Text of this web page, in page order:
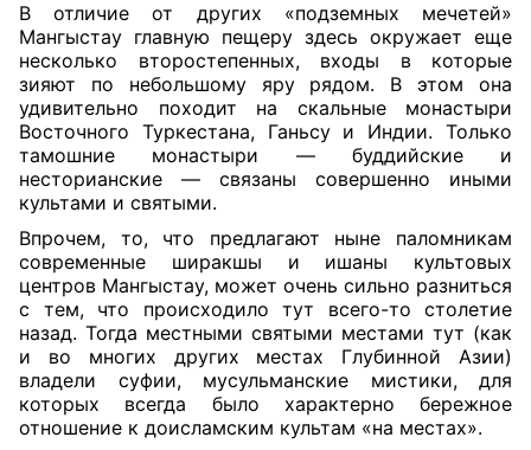
В отличие от других «подземных мечетей»
Мангыстау главную пещеру здесь окружает еще
несколько второстепенных, входы в которые
зияют по небольшому яру рядом. В этом она
удивительно походит на скальные монастыри
Восточного Туркестана, Ганьсу и Индии. Только
тамошние монастыри — буддийские и
несторианские — связаны совершенно иными
культами и святыми.
Впрочем, то, что предлагают ныне паломникам
современные ширакшы и ишаны культовых
центров Мангыстау, может очень сильно разниться
с тем, что происходило тут всего-то столетие
назад. Тогда местными святыми местами тут (как
и во многих других местах Глубинной Азии)
владели суфии, мусульманские мистики, для
которых всегда было характерно бережное
отношение к доисламским культам «на местах».